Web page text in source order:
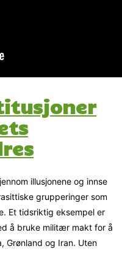
illusjonene og innse
grupperinger som
Et tidsriktig eksempel er
å bruke militær makt for å
Grønland og Iran. Uten